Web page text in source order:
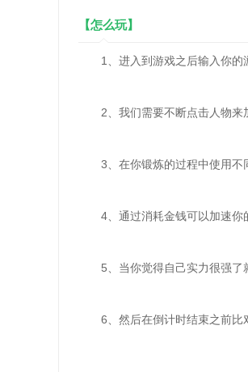
【怎么玩】
1、进入到游戏之后输入你的
2、我们需要不断点击人物来
3、在你锻炼的过程中使用不
4、通过消耗金钱可以加速你
5、当你觉得自己实力很强了
6、然后在倒计时结束之前比